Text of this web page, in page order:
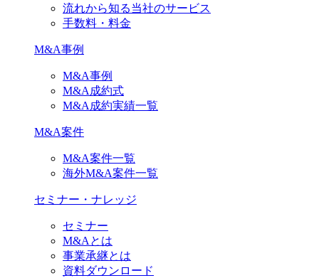
流れから知る当社のサービス
手数料・料金
M&A事例
M&A事例
M&A成約式
M&A成約実績一覧
M&A案件
M&A案件一覧
海外M&A案件一覧
セミナー・ナレッジ
セミナー
M&Aとは
事業承継とは
資料ダウンロード